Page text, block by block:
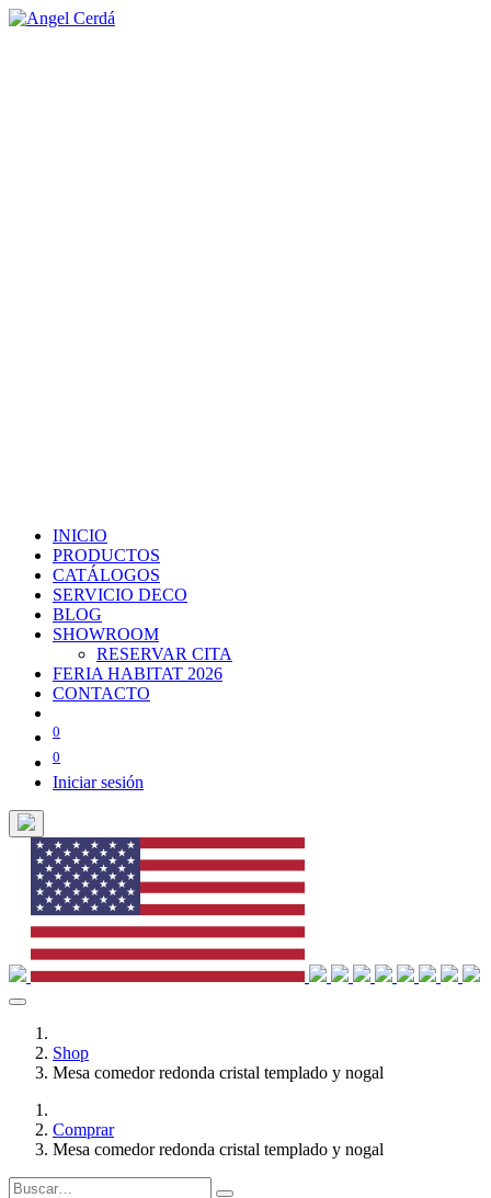
INICIO
PRODUCTOS
CATÁLOGOS
SERVICIO DECO
BLOG
SHOWROOM
RESERVAR CITA
FERIA HABITAT 2026
CONTACTO
0
0
Iniciar sesión
Shop
Mesa comedor redonda cristal templado y nogal
Comprar
Mesa comedor redonda cristal templado y nogal